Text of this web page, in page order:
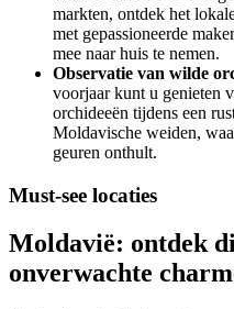
markten, ontdek het
met gepassioneerde
mee naar huis te nemen.
Observatie van wilde
voorjaar kunt u genieten
orchideeën tijdens een
Moldavische weiden,
geuren onthult.
Must-see locaties
Moldavië: ontdek
onverwachte